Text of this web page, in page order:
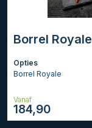
Borrel Royale
Opties
Borrel Royale
Vanaf
184,90